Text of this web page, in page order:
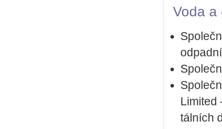
Voda a
Li­mi­ted
tál­ních